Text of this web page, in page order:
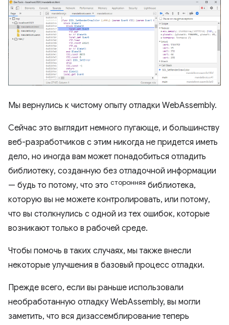
Мы вернулись к чистому опыту отладки WebAssembly.
Сейчас это выглядит немного пугающе, и большинству
веб-разработчиков с этим никогда не придется иметь
дело, но иногда вам может понадобиться отладить
библиотеку, созданную без отладочной информации
— будь то потому, что это сторонняя библиотека,
которую вы не можете контролировать, или потому,
что вы столкнулись с одной из тех ошибок, которые
возникают только в рабочей среде.
Чтобы помочь в таких случаях, мы также внесли
некоторые улучшения в базовый процесс отладки.
Прежде всего, если вы раньше использовали
необработанную отладку WebAssembly, вы могли
заметить, что вся дизассемблирование теперь